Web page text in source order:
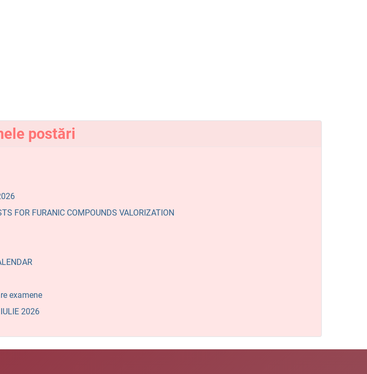
postări
FOR FURANIC COMPOUNDS VALORIZATION
examene
2026